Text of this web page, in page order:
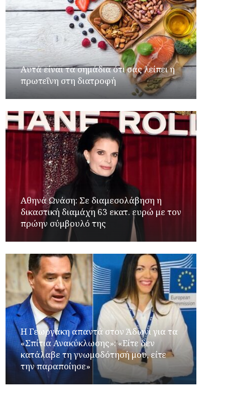
Αυτά είναι τα σημάδια ότι σας λείπει η
πρωτεΐνη στη διατροφή
Αθηνά Ωνάση: Σε διαμεσολάβηση η
δικαστική διαμάχη 63 εκατ. ευρώ με τον
πρώην σύμβουλό της
Η Γεωργάκη απαντά στον Άδωνι για τα
«Σπίτια Ανακύκλωσης»: «Είτε δεν
κατάλαβε τη γνωμοδότησή μου, είτε
την παραποίησε»